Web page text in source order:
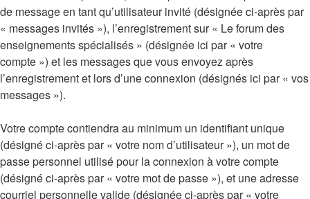
de message en tant qu’utilisateur invité (désignée ci-après par
« messages invités »), l’enregistrement sur « Le forum des
enseignements spécialisés » (désignée ici par « votre
compte ») et les messages que vous envoyez après
l’enregistrement et lors d’une connexion (désignés ici par « vos
messages »).
Votre compte contiendra au minimum un identifiant unique
(désigné ci-après par « votre nom d’utilisateur »), un mot de
passe personnel utilisé pour la connexion à votre compte
(désigné ci-après par « votre mot de passe »), et une adresse
courriel personnelle valide (désignée ci-après par « votre